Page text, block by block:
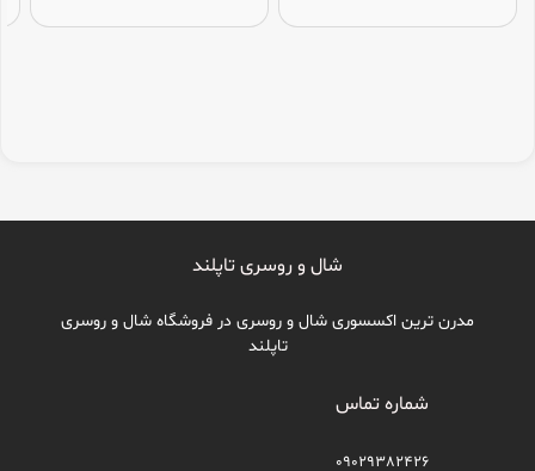
شال و روسری تاپلند
مدرن ترین اکسسوری شال و روسری در فروشگاه شال و روسری
تاپلند
شماره تماس
09029382426